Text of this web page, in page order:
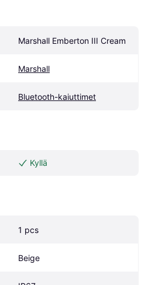
Marshall Emberton III Cream
Marshall
Bluetooth-kaiuttimet
Kyllä
1 pcs
Beige